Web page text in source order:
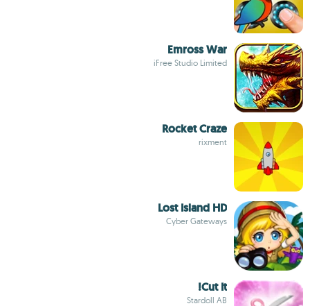
Emross War
iFree Studio Limited
Rocket Craze
rixment
Lost Island HD
Cyber Gateways
Cut It!
Stardoll AB